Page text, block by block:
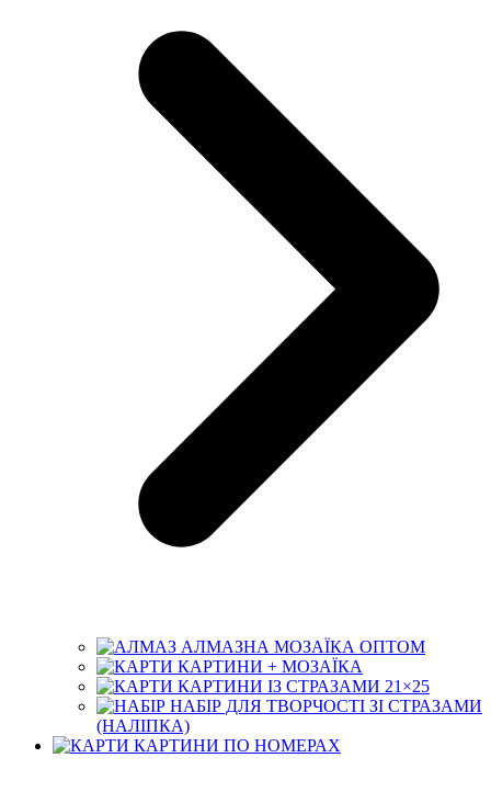
АЛМАЗНА МОЗАЇКА ОПТОМ
КАРТИНИ + МОЗАЇКА
КАРТИНИ ІЗ СТРАЗАМИ 21×25
НАБІР ДЛЯ ТВОРЧОСТІ ЗІ СТРАЗАМИ
(НАЛІПКА)
КАРТИНИ ПО НОМЕРАХ